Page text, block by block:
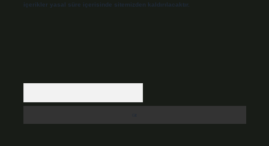
içerikler yasal süre içerisinde sitemizden kaldırılacaktır.